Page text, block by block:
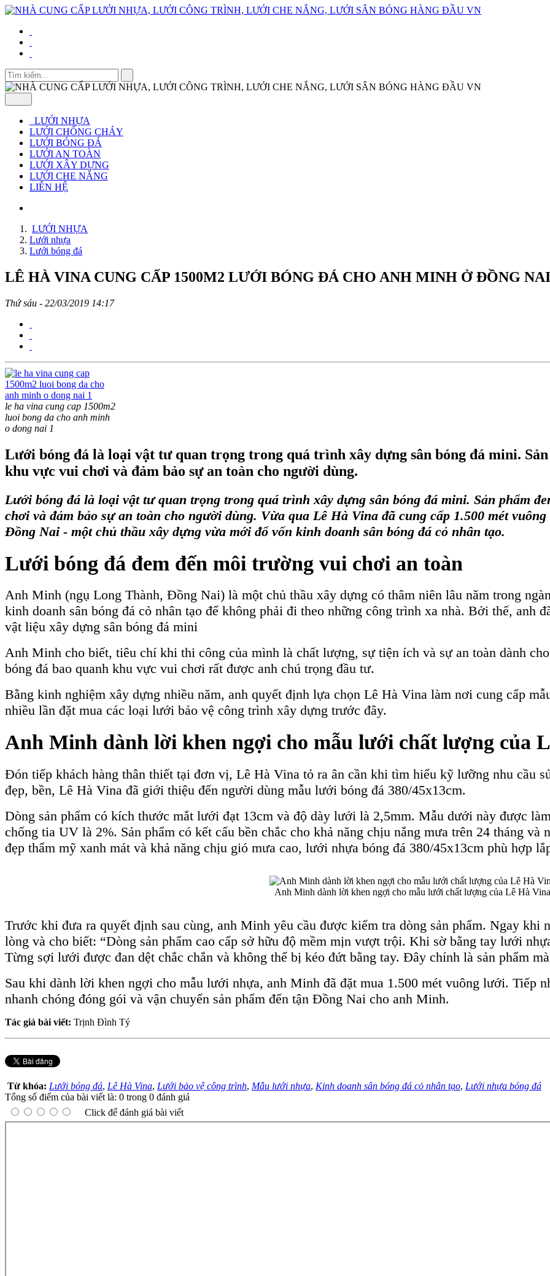
LƯỚI NHỰA
LƯỚI CHỐNG CHÁY
LƯỚI BÓNG ĐÁ
LƯỚI AN TOÀN
LƯỚI XÂY DỰNG
LƯỚI CHE NẮNG
LIÊN HỆ
LƯỚI NHỰA
Lưới nhựa
Lưới bóng đá
LÊ HÀ VINA CUNG CẤP 1500M2 LƯỚI BÓNG ĐÁ CHO ANH MINH Ở ĐỒNG NAI
Thứ sáu - 22/03/2019 14:17
le ha vina cung cap 1500m2
luoi bong da cho anh minh
o dong nai 1
Lưới bóng đá là loại vật tư quan trọng trong quá trình xây dựng sân bóng đá mini. Sản
khu vực vui chơi và đảm bảo sự an toàn cho người dùng.
Lưới bóng đá là loại vật tư quan trọng trong quá trình xây dựng sân bóng đá mini. Sản phẩm
chơi và đảm bảo sự an toàn cho người dùng. Vừa qua Lê Hà Vina đã cung cấp 1.500 mét vuông
Đồng Nai - một chủ thầu xây dựng vừa mới đổ vốn kinh doanh sân bóng đá cỏ nhân tạo.
Lưới bóng đá đem đến môi trường vui chơi an toàn
Anh Minh (ngụ Long Thành, Đồng Nai) là một chủ thầu xây dựng có thâm niên lâu năm trong
kinh doanh sân bóng đá cỏ nhân tạo để không phải đi theo những công trình xa nhà. Bởi thế, anh
vật liệu xây dựng sân bóng đá mini
Anh Minh cho biết, tiêu chí khi thi công của mình là chất lượng, sự tiện ích và sự an toàn dành
bóng đá bao quanh khu vực vui chơi rất được anh chú trọng đầu tư.
Bằng kinh nghiệm xây dựng nhiều năm, anh quyết định lựa chọn Lê Hà Vina làm nơi cung cấp
nhiều lần đặt mua các loại lưới bảo vệ công trình xây dựng trước đây.
Anh Minh dành lời khen ngợi cho mẫu lưới chất lượng của
Đón tiếp khách hàng thân thiết tại đơn vị, Lê Hà Vina tỏ ra ân cần khi tìm hiểu kỹ lưỡng nhu cầu
đẹp, bền, Lê Hà Vina đã giới thiệu đến người dùng mẫu lưới bóng đá 380/45x13cm.
Dòng sản phẩm có kích thước mắt lưới đạt 13cm và độ dày lưới là 2,5mm. Mẫu dưới này được
chống tia UV là 2%. Sản phẩm có kết cấu bền chắc cho khả năng chịu nắng mưa trên 24 tháng và
đẹp thẩm mỹ xanh mát và khả năng chịu gió mưa cao, lưới nhựa bóng đá 380/45x13cm phù hợp
Anh Minh dành lời khen ngợi cho mẫu lưới chất lượng của Lê Hà Vina
Trước khi đưa ra quyết định sau cùng, anh Minh yêu cầu được kiểm tra dòng sản phẩm. Ngay khi
lòng và cho biết: “Dòng sản phẩm cao cấp sở hữu độ mềm mịn vượt trội. Khi sờ bằng tay lưới
Từng sợi lưới được đan dệt chắc chắn và không thể bị kéo đứt bằng tay. Đây chính là sản phẩm
Sau khi dành lời khen ngợi cho mẫu lưới nhựa, anh Minh đã đặt mua 1.500 mét vuông lưới. Tiếp
nhanh chóng đóng gói và vận chuyển sản phẩm đến tận Đồng Nai cho anh Minh.
Tác giả bài viết: Trịnh Đình Tý
Từ khóa: Lưới bóng đá, Lê Hà Vina, Lưới bảo vệ công trình, Mẫu lưới nhựa, Kinh doanh sân bóng đá cỏ nhân tạo, Lưới nhựa bóng đá
Tổng số điểm của bài viết là: 0 trong 0 đánh giá
Click để đánh giá bài viết